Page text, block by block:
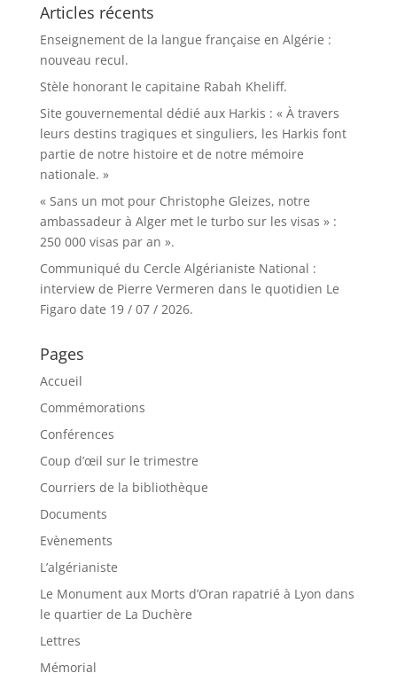
Articles récents
Enseignement de la langue française en Algérie :
nouveau recul.
Stèle honorant le capitaine Rabah Kheliff.
Site gouvernemental dédié aux Harkis : « À travers
leurs destins tragiques et singuliers, les Harkis font
partie de notre histoire et de notre mémoire
nationale. »
« Sans un mot pour Christophe Gleizes, notre
ambassadeur à Alger met le turbo sur les visas » :
250 000 visas par an ».
Communiqué du Cercle Algérianiste National :
interview de Pierre Vermeren dans le quotidien Le
Figaro date 19 / 07 / 2026.
Pages
Accueil
Commémorations
Conférences
Coup d’œil sur le trimestre
Courriers de la bibliothèque
Documents
Evènements
L’algérianiste
Le Monument aux Morts d’Oran rapatrié à Lyon dans
le quartier de La Duchère
Lettres
Mémorial